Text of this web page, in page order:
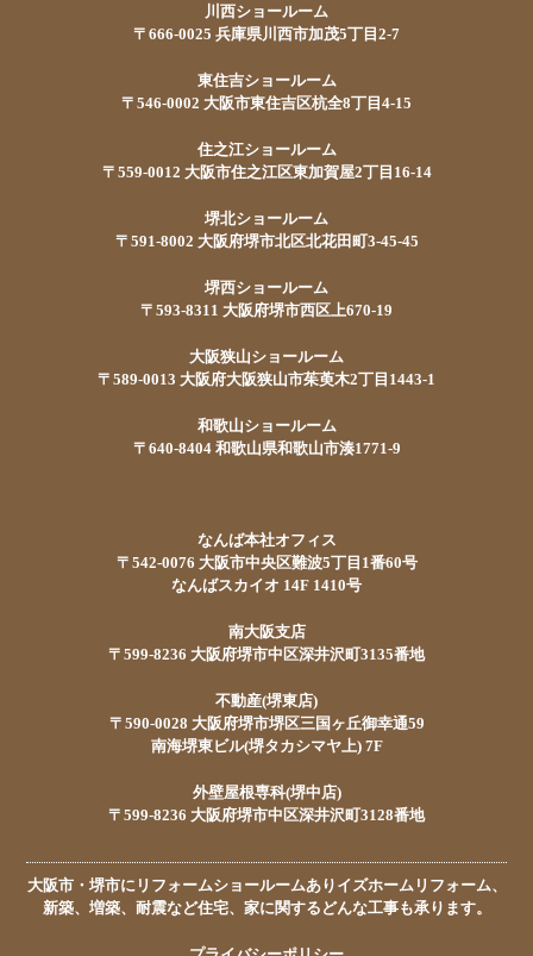
川西ショールーム
〒666-0025 兵庫県川西市加茂5丁目2-7
東住吉ショールーム
〒546-0002 大阪市東住吉区杭全8丁目4-15
住之江ショールーム
〒559-0012 大阪市住之江区東加賀屋2丁目16-14
堺北ショールーム
〒591-8002 大阪府堺市北区北花田町3-45-45
堺西ショールーム
〒593-8311 大阪府堺市西区上670-19
大阪狭山ショールーム
〒589-0013 大阪府大阪狭山市茱萸木2丁目1443-1
和歌山ショールーム
〒640-8404 和歌山県和歌山市湊1771-9
なんば本社オフィス
〒542-0076 大阪市中央区難波5丁目1番60号
なんばスカイオ 14F 1410号
南大阪支店
〒599-8236 大阪府堺市中区深井沢町3135番地
不動産(堺東店)
〒590-0028 大阪府堺市堺区三国ヶ丘御幸通59
南海堺東ビル(堺タカシマヤ上) 7F
外壁屋根専科(堺中店)
〒599-8236 大阪府堺市中区深井沢町3128番地
大阪市・堺市にリフォームショールームありイズホームリフォーム、
新築、増築、耐震など住宅、家に関するどんな工事も承ります。